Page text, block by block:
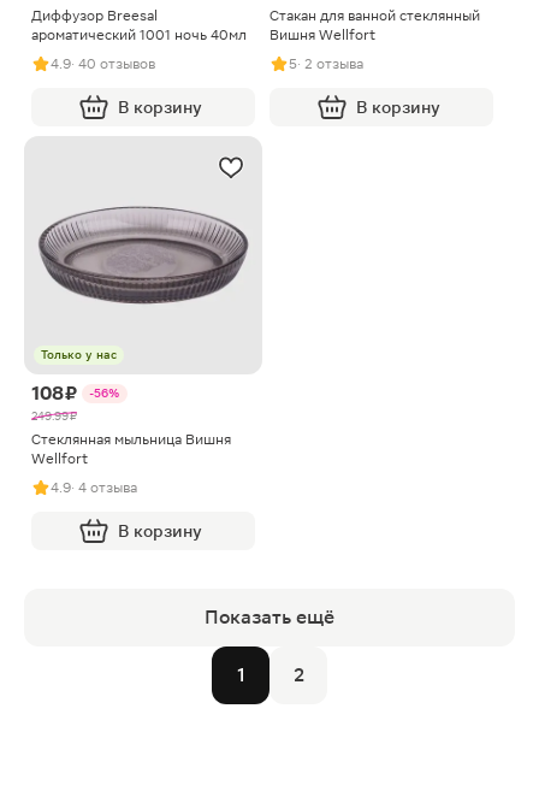
Диффузор Breesal
ароматический 1001 ночь 40мл
4.9· 40 отзывов
В корзину
Стакан для ванной стеклянный
Вишня Wellfort
5· 2 отзыва
В корзину
Только у нас
108 ₽
-56%
249.99 ₽
Стеклянная мыльница Вишня
Wellfort
4.9· 4 отзыва
В корзину
Показать ещё
1 2